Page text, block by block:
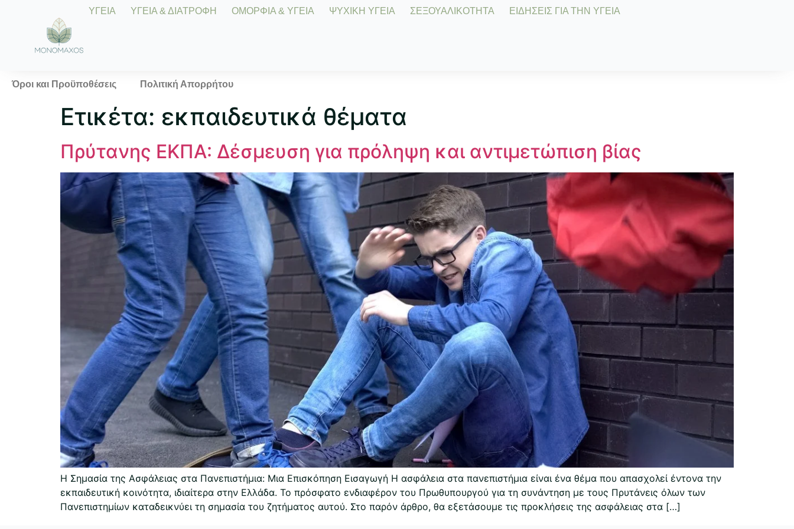
ΥΓΕΙΑ ΥΓΕΙΑ & ΔΙΑΤΡΟΦΗ ΟΜΟΡΦΙΑ & ΥΓΕΙΑ ΨΥΧΙΚΗ ΥΓΕΙΑ ΣΕΞΟΥΑΛΙΚΟΤΗΤΑ ΕΙΔΗΣΕΙΣ ΓΙΑ ΤΗΝ ΥΓΕΙΑ
Όροι και Προϋποθέσεις Πολιτική Απορρήτου
Ετικέτα: εκπαιδευτικά θέματα
Πρύτανης ΕΚΠΑ: Δέσμευση για πρόληψη και αντιμετώπιση βίας
Η Σημασία της Ασφάλειας στα Πανεπιστήμια: Μια Επισκόπηση Εισαγωγή Η ασφάλεια στα πανεπιστήμια είναι ένα θέμα που απασχολεί έντονα την
εκπαιδευτική κοινότητα, ιδιαίτερα στην Ελλάδα. Το πρόσφατο ενδιαφέρον του Πρωθυπουργού για τη συνάντηση με τους Πρυτάνεις όλων των
Πανεπιστημίων καταδεικνύει τη σημασία του ζητήματος αυτού. Στο παρόν άρθρο, θα εξετάσουμε τις προκλήσεις της ασφάλειας στα […]